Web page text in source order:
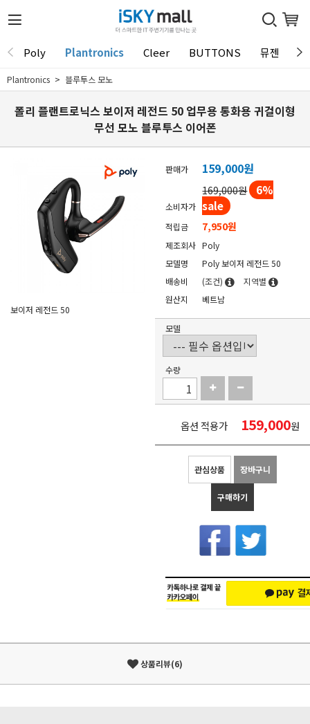
Poly Plantronics Cleer BUTTONS 뮤젠
Plantronics 블루투스 모노
폴리 플랜트로닉스 보이저 레전드 50 업무용 통화용 귀걸이형
무선 모노 블루투스 이어폰
보이저 레전드 50
판매가 159,000원
소비자가
169,000원 6%
sale
적립금 7,950원
제조회사 Poly
모델명
Poly 보이저 레전드 50
배송비
(조건)
지역별
원산지
베트남
모델
수량
옵션 적용가 159,000원
관심상품 장바구니
구매하기
상품리뷰(6)